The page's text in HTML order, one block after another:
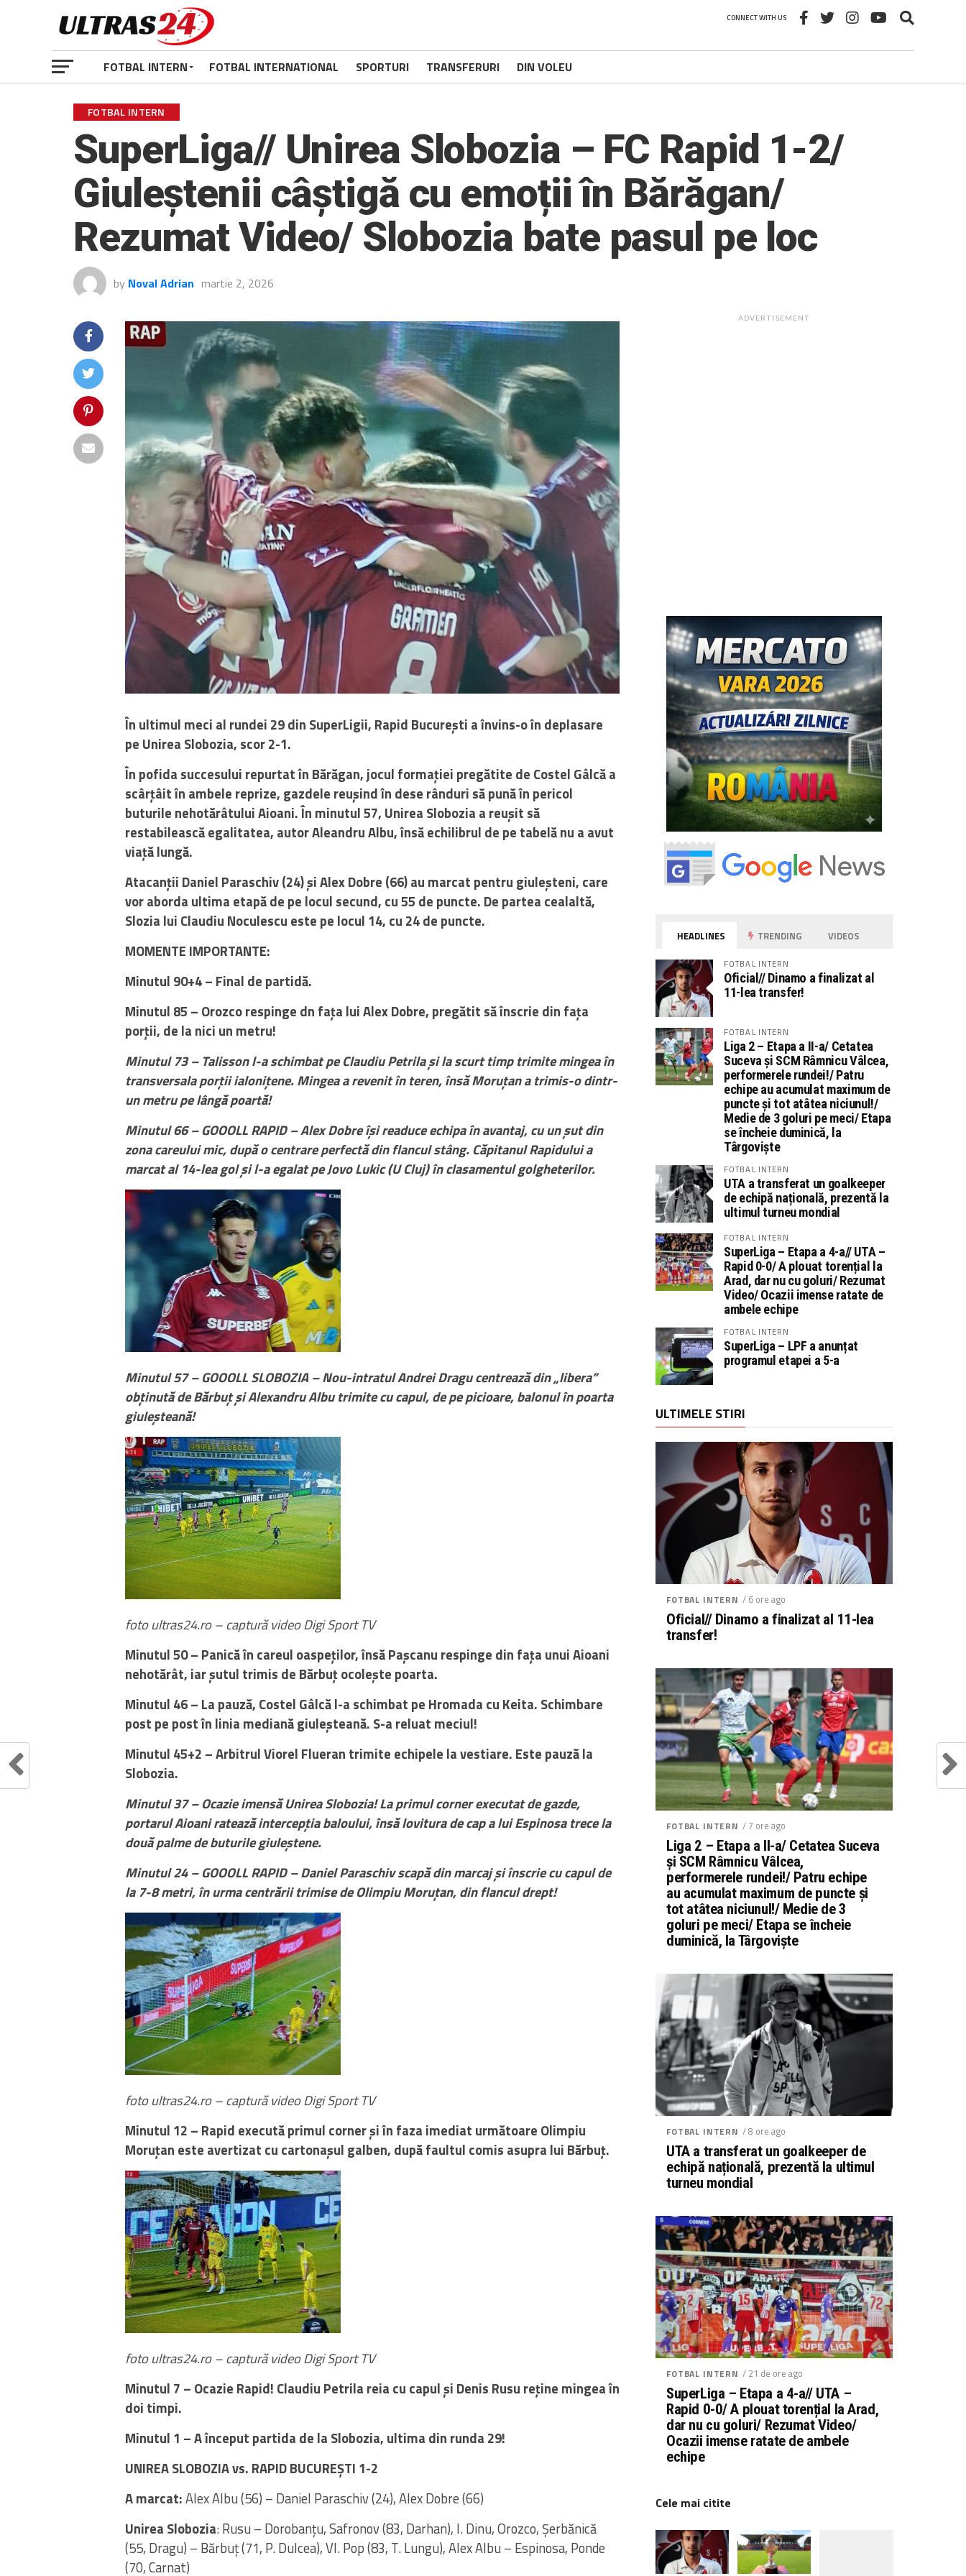
CONNECT WITH US
FOTBAL INTERN FOTBAL INTERNATIONAL SPORTURI TRANSFERURI DIN VOLEU
FOTBAL INTERN
SuperLiga// Unirea Slobozia – FC Rapid 1-2/
Giuleștenii câștigă cu emoții în Bărăgan/
Rezumat Video/ Slobozia bate pasul pe loc
by Noval Adrian martie 2, 2026
În ultimul meci al rundei 29 din SuperLigii, Rapid București a învins-o în deplasare
pe Unirea Slobozia, scor 2-1.
În pofida succesului repurtat în Bărăgan, jocul formației pregătite de Costel Gâlcă a
scârțâit în ambele reprize, gazdele reușind în dese rânduri să pună în pericol
buturile nehotărâtului Aioani. În minutul 57, Unirea Slobozia a reușit să
restabilească egalitatea, autor Aleandru Albu, însă echilibrul de pe tabelă nu a avut
viață lungă.
Atacanții Daniel Paraschiv (24) și Alex Dobre (66) au marcat pentru giuleșteni, care
vor aborda ultima etapă de pe locul secund, cu 55 de puncte. De partea cealaltă,
Slozia lui Claudiu Noculescu este pe locul 14, cu 24 de puncte.
MOMENTE IMPORTANTE:
Minutul 90+4 – Final de partidă.
Minutul 85 – Orozco respinge dn fața lui Alex Dobre, pregătit să înscrie din fața
porții, de la nici un metru!
Minutul 73 – Talisson l-a schimbat pe Claudiu Petrila și la scurt timp trimite mingea în
transversala porții ialonițene. Mingea a revenit în teren, însă Moruțan a trimis-o dintr-
un metru pe lângă poartă!
Minutul 66 – GOOOLL RAPID – Alex Dobre își readuce echipa în avantaj, cu un șut din
zona careului mic, după o centrare perfectă din flancul stâng. Căpitanul Rapidului a
marcat al 14-lea gol și l-a egalat pe Jovo Lukic (U Cluj) în clasamentul golgheterilor.
Minutul 57 – GOOOLL SLOBOZIA – Nou-intratul Andrei Dragu centrează din „libera”
obținută de Bărbuț și Alexandru Albu trimite cu capul, de pe picioare, balonul în poarta
giuleșteană!
foto ultras24.ro – captură video Digi Sport TV
Minutul 50 – Panică în careul oaspeților, însă Pașcanu respinge din fața unui Aioani
nehotărât, iar șutul trimis de Bărbuț ocolește poarta.
Minutul 46 – La pauză, Costel Gâlcă l-a schimbat pe Hromada cu Keita. Schimbare
post pe post în linia mediană giuleșteană. S-a reluat meciul!
Minutul 45+2 – Arbitrul Viorel Flueran trimite echipele la vestiare. Este pauză la
Slobozia.
Minutul 37 – Ocazie imensă Unirea Slobozia! La primul corner executat de gazde,
portarul Aioani ratează intercepția baloului, însă lovitura de cap a lui Espinosa trece la
două palme de buturile giuleștene.
Minutul 24 – GOOOLL RAPID – Daniel Paraschiv scapă din marcaj și înscrie cu capul de
la 7-8 metri, în urma centrării trimise de Olimpiu Moruțan, din flancul drept!
foto ultras24.ro – captură video Digi Sport TV
Minutul 12 – Rapid execută primul corner și în faza imediat următoare Olimpiu
Moruțan este avertizat cu cartonașul galben, după faultul comis asupra lui Bărbuț.
foto ultras24.ro – captură video Digi Sport TV
Minutul 7 – Ocazie Rapid! Claudiu Petrila reia cu capul și Denis Rusu reține mingea în
doi timpi.
Minutul 1 – A început partida de la Slobozia, ultima din runda 29!
UNIREA SLOBOZIA vs. RAPID BUCUREȘTI 1-2
A marcat:Alex Albu (56) – Daniel Paraschiv (24), Alex Dobre (66)
Unirea Slobozia: Rusu – Dorobanțu, Safronov (83, Darhan), I. Dinu, Orozco, Șerbănică
(55, Dragu) – Bărbuț (71, P. Dulcea), Vl. Pop (83, T. Lungu), Alex Albu – Espinosa, Ponde
(70, Carnat)
ADVERTISEMENT
HEADLINES TRENDING VIDEOS
FOTBAL INTERN
Oficial// Dinamo a finalizat al
11-lea transfer!
FOTBAL INTERN
Liga 2 – Etapa a II-a/ Cetatea
Suceva și SCM Râmnicu Vâlcea,
performerele rundei!/ Patru
echipe au acumulat maximum de
puncte și tot atâtea niciunul!/
Medie de 3 goluri pe meci/ Etapa
se încheie duminică, la
Târgoviște
FOTBAL INTERN
UTA a transferat un goalkeeper
de echipă națională, prezentă la
ultimul turneu mondial
FOTBAL INTERN
SuperLiga – Etapa a 4-a// UTA –
Rapid 0-0/ A plouat torențial la
Arad, dar nu cu goluri/ Rezumat
Video/ Ocazii imense ratate de
ambele echipe
FOTBAL INTERN
SuperLiga – LPF a anunțat
programul etapei a 5-a
ULTIMELE STIRI
FOTBAL INTERN / 6 ore ago
Oficial// Dinamo a finalizat al 11-lea
transfer!
FOTBAL INTERN / 7 ore ago
Liga 2 – Etapa a II-a/ Cetatea Suceva
și SCM Râmnicu Vâlcea,
performerele rundei!/ Patru echipe
au acumulat maximum de puncte și
tot atâtea niciunul!/ Medie de 3
goluri pe meci/ Etapa se încheie
duminică, la Târgoviște
FOTBAL INTERN / 8 ore ago
UTA a transferat un goalkeeper de
echipă națională, prezentă la ultimul
turneu mondial
FOTBAL INTERN / 21 de ore ago
SuperLiga – Etapa a 4-a// UTA –
Rapid 0-0/ A plouat torențial la Arad,
dar nu cu goluri/ Rezumat Video/
Ocazii imense ratate de ambele
echipe
Cele mai citite